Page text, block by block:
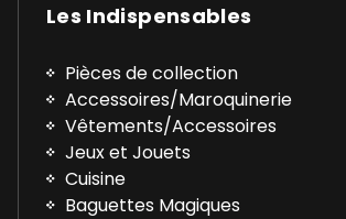
Les Indispensables
Pièces de collection
Accessoires/Maroquinerie
Vêtements/Accessoires
Jeux et Jouets
Cuisine
Baguettes Magiques